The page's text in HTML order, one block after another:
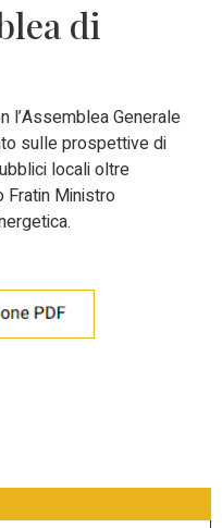
di
l’Assemblea Generale
sulle prospettive di
locali oltre
Fratin Ministro